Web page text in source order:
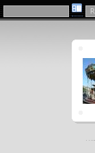
"Au Manoir"